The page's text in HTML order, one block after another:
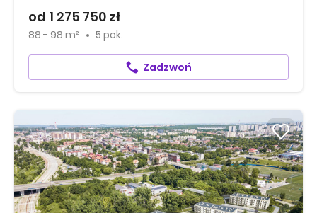
od 1 275 750 zł
88 - 98 m² 5 pok.
Zadzwoń